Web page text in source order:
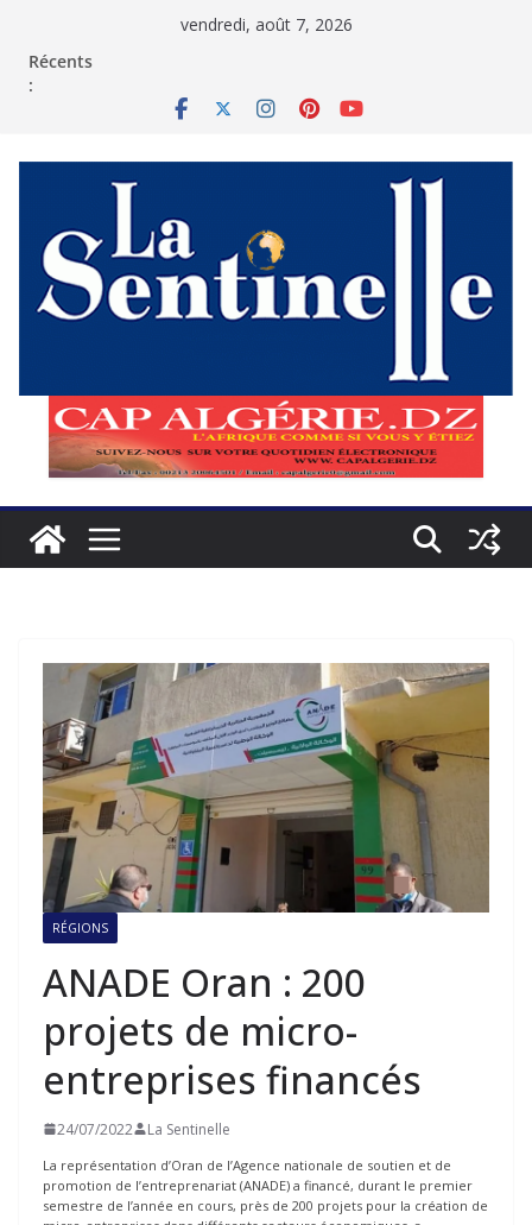
vendredi, août 7, 2026
Récents
:
RÉGIONS
ANADE Oran : 200
projets de micro-
entreprises financés
24/07/2022 La Sentinelle
La représentation d’Oran de l’Agence nationale de soutien et de
promotion de l’entreprenariat (ANADE) a financé, durant le premier
semestre de l’année en cours, près de 200 projets pour la création de